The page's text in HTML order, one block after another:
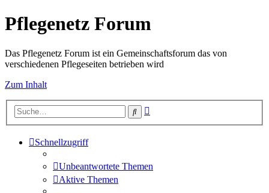
Pflegenetz Forum
Das Pflegenetz Forum ist ein Gemeinschaftsforum das von
verschiedenen Pflegeseiten betrieben wird
Zum Inhalt
Suche
Schnellzugriff
Unbeantwortete Themen
Aktive Themen